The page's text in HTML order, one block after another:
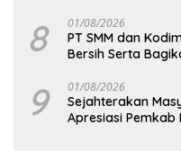
8 01/08/2026
PT SMM dan
Bersih Serta
9 01/08/2026
Sejahterakan
Apresiasi Pemkab